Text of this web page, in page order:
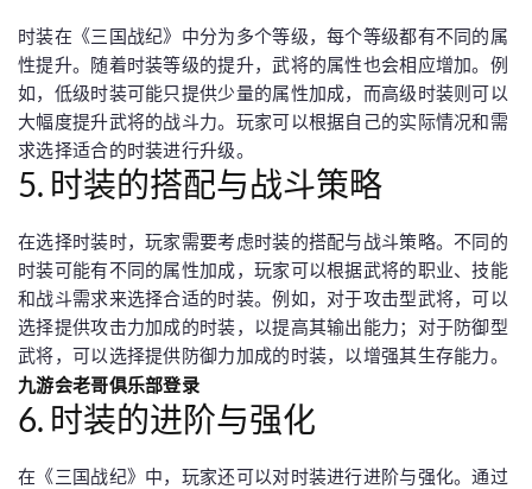
时装在《三国战纪》中分为多个等级，每个等级都有不同的属
性提升。随着时装等级的提升，武将的属性也会相应增加。例
如，低级时装可能只提供少量的属性加成，而高级时装则可以
大幅度提升武将的战斗力。玩家可以根据自己的实际情况和需
求选择适合的时装进行升级。
5. 时装的搭配与战斗策略
在选择时装时，玩家需要考虑时装的搭配与战斗策略。不同的
时装可能有不同的属性加成，玩家可以根据武将的职业、技能
和战斗需求来选择合适的时装。例如，对于攻击型武将，可以
选择提供攻击力加成的时装，以提高其输出能力；对于防御型
武将，可以选择提供防御力加成的时装，以增强其生存能力。
九游会老哥俱乐部登录
6. 时装的进阶与强化
在《三国战纪》中，玩家还可以对时装进行进阶与强化。通过